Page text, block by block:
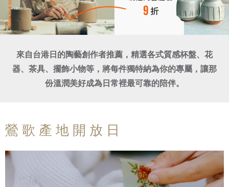
來自台港日的陶藝創作者推薦，精選各式質感杯盤、花
器、茶具、擺飾小物等，將每件獨特納為你的專屬，讓那
份溫潤美好成為日常裡最可靠的陪伴。
鶯 歌 產 地 開 放 日